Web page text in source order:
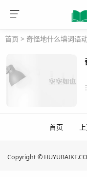
首页 > 奇怪地什么填词语
首页
Copyright ©